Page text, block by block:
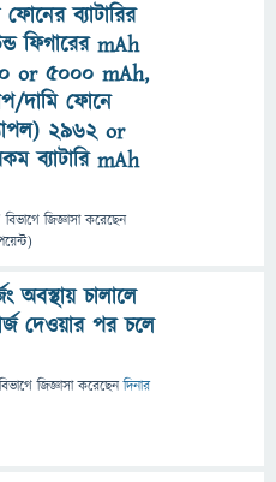
ব্যাটারির
ফিগারের mAh
or ৫০০০ mAh,
দামি ফোনে
2962 or
ব্যাটারি mAh
জিজ্ঞাসাকরেছেন
অবস্থায় চালালে
দেওয়ার পর চলে
জিজ্ঞাসাকরেছেনদিনার